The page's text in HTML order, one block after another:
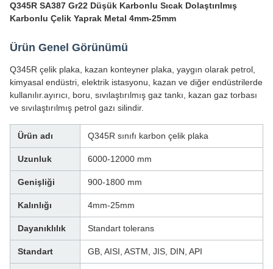
Q345R SA387 Gr22 Düşük Karbonlu Sıcak Dolaştırılmış
Karbonlu Çelik Yaprak Metal 4mm-25mm
Ürün Genel Görünümü
Q345R çelik plaka, kazan konteyner plaka, yaygın olarak petrol,
kimyasal endüstri, elektrik istasyonu, kazan ve diğer endüstrilerde
kullanılır.ayırıcı, boru, sıvılaştırılmış gaz tankı, kazan gaz torbası
ve sıvılaştırılmış petrol gazı silindir.
Ürün adı Q345R sınıfı karbon çelik plaka
Uzunluk 6000-12000 mm
Genişliği 900-1800 mm
Kalınlığı 4mm-25mm
Dayanıklılık Standart tolerans
Standart GB, AISI, ASTM, JIS, DIN, API